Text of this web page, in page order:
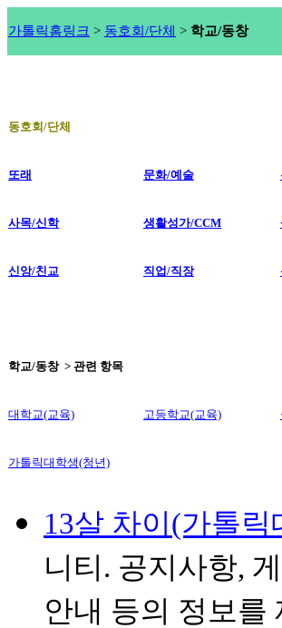
가톨릭홈링크 > 동호회/단체 > 학교/동창
동호회/단체
또래 문화/예술
사목/신학 생활성가/CCM
신앙/친교 직업/직장
학교/동창 > 관련 항목
대학교(교육) 고등학교(교육)
가톨릭대학생(청년)
13살 차이(가톨
니티. 공지사항,
안내 등의 정보를